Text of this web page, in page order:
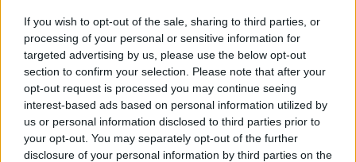
If you wish to opt-out of the sale, sharing to third parties, or
processing of your personal or sensitive information for
targeted advertising by us, please use the below opt-out
section to confirm your selection. Please note that after your
opt-out request is processed you may continue seeing
interest-based ads based on personal information utilized by
us or personal information disclosed to third parties prior to
your opt-out. You may separately opt-out of the further
disclosure of your personal information by third parties on the
Első dalukat 2014-ben vették felJön az éj címmel, és
innentől már nem volt kérdés, hogy működik-e a
közös munka. AHorváth Istvánnal ésMendre
Jánossal kiegészült, elektronikát rockos gitárokkal,
szenvedélyes énekkel és magyar nyelvű szövegekkel
kombináló formáció több single-t is megjelentetett,
mielőtt fülbemászóBent a nevedcímű dalukkal
berobbantak.